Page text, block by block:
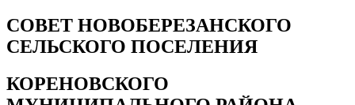
СОВЕТ НОВОБЕРЕЗАНСКОГО
СЕЛЬСКОГО ПОСЕЛЕНИЯ
КОРЕНОВСКОГО